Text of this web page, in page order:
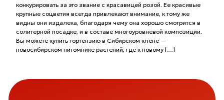
конкурировать за это звание с красавицей розой. Ее красивые
крупные соцветия всегда привлекают внимание, к тому же
видны они издалека, благодаря чему она хорошо смотрится в
солитерной посадке, и в составе многоуровневой композиции.
Вы можете купить гортензию в Сибирском клене —
новосибирском питомнике растений, где к новому […]